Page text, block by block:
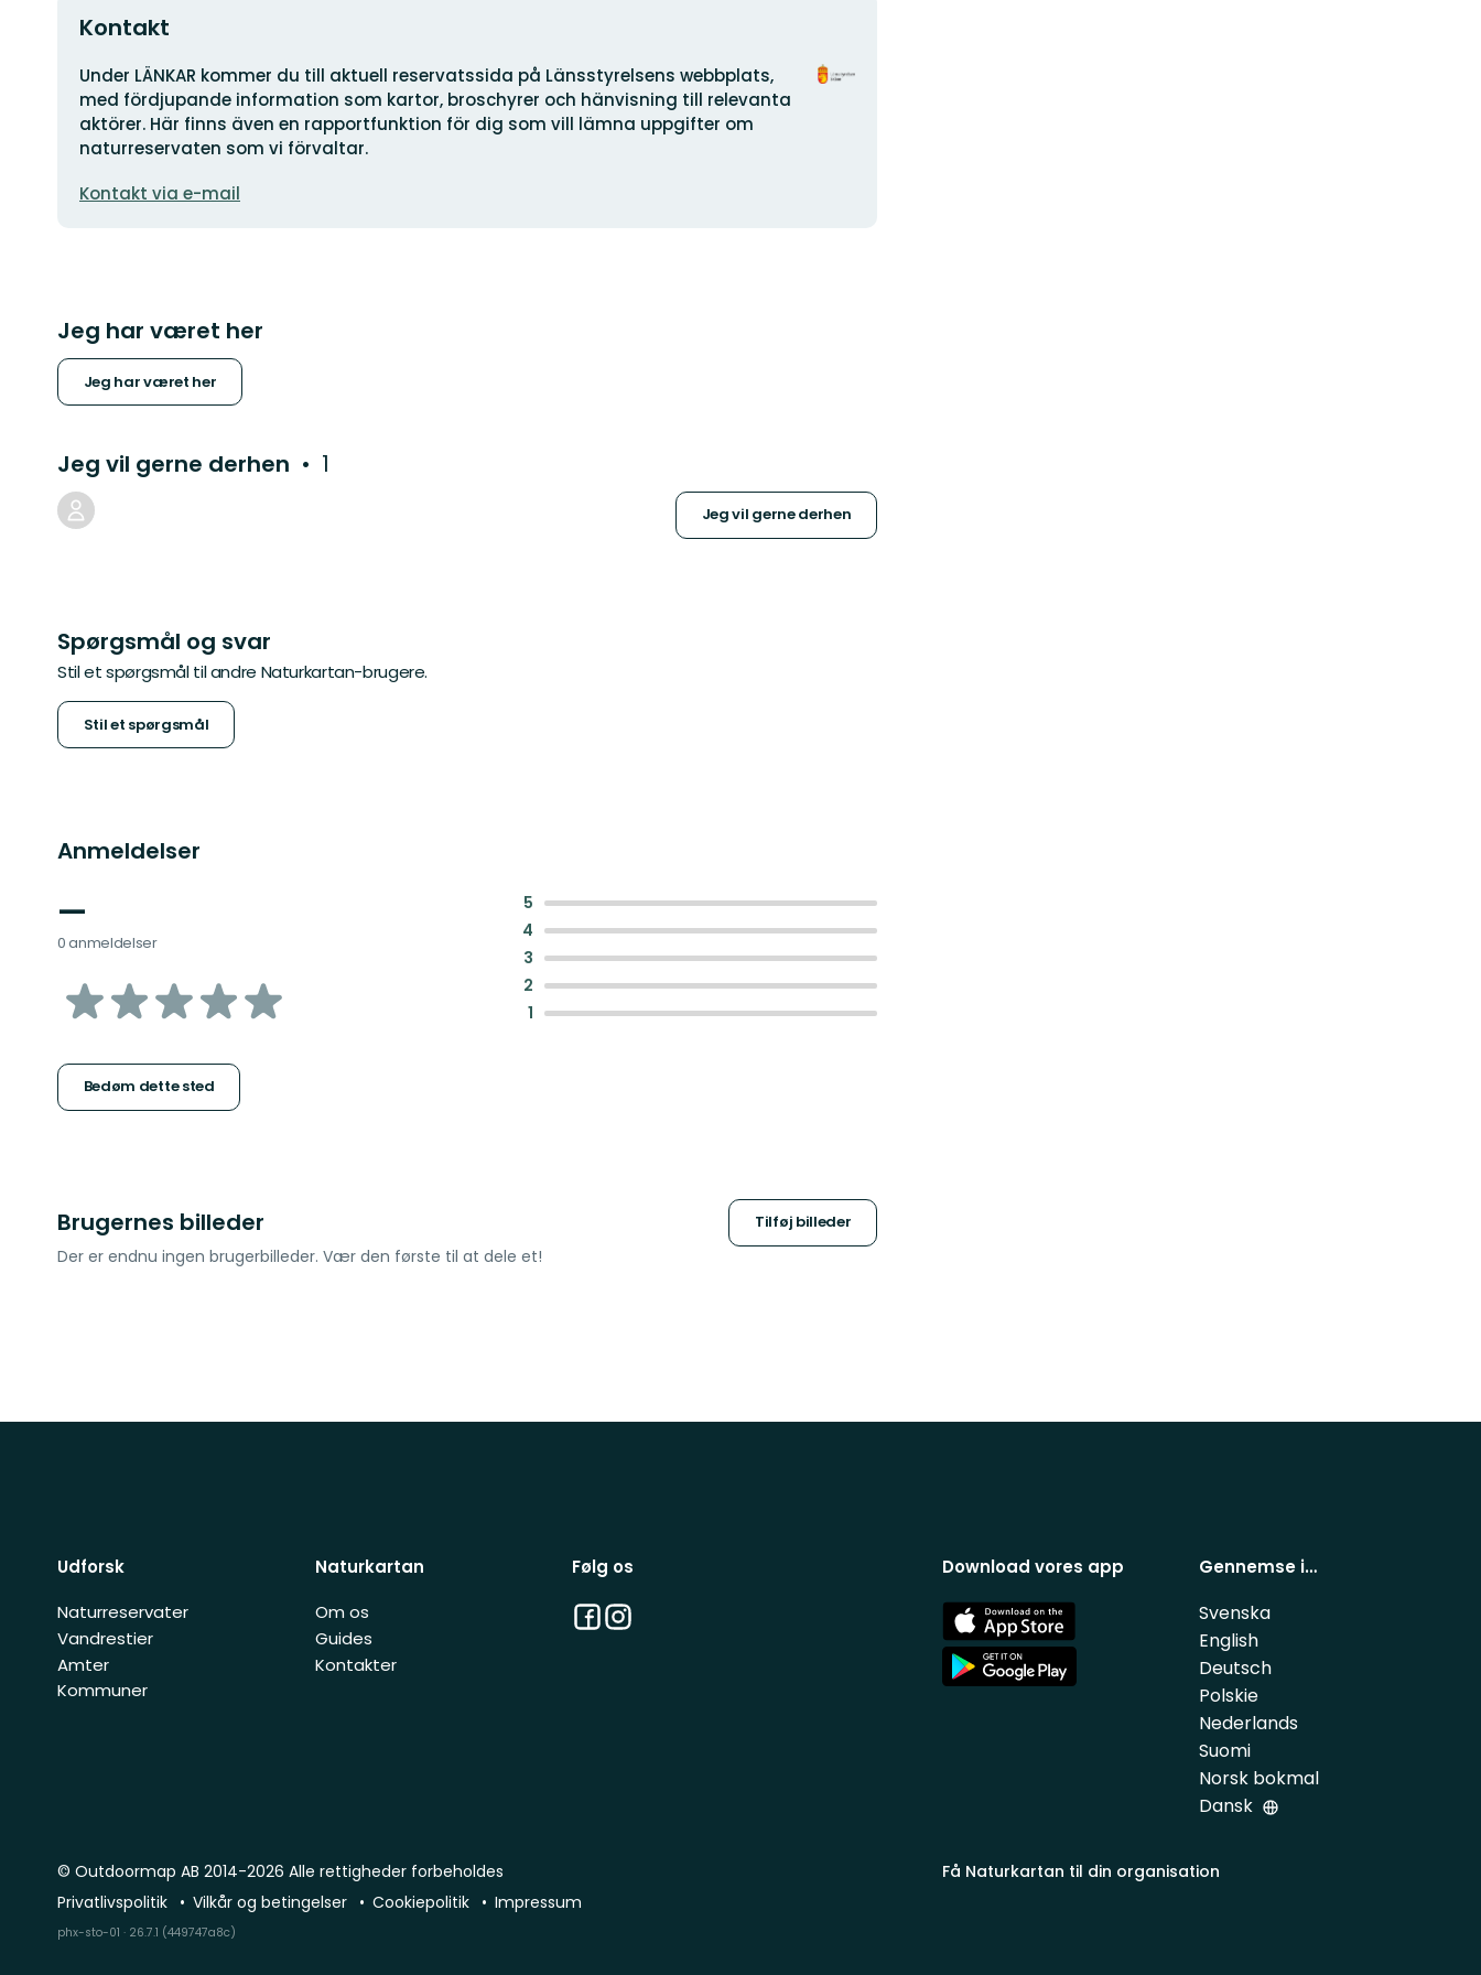
Kontakt
Adresse
Under LÄNKAR kommer du till aktuell reservatssida på Länsstyrelsens webbplats,
med fördjupande information som kartor, broschyrer och hänvisning till relevanta
aktörer. Här finns även en rapportfunktion för dig som vill lämna uppgifter om
naturreservaten som vi förvaltar.
mailadresse
Kontakt via e-mail
Organisationens
Jeg har været her
Jeg har været her
Jeg vil gerne derhen 1
Jeg vil gerne derhen
Spørgsmål og svar
Stil et spørgsmål til andre Naturkartan-brugere.
Stil et spørgsmål
Anmeldelser
—
0 anmeldelser
ud
5
Bedøm dette sted
5
4
3
2
1
Brugernes billeder Tilføj billeder
Der er endnu ingen brugerbilleder. Vær den første til at dele et!
Udforsk
Naturreservater
Vandrestier
Amter
Kommuner
Naturkartan
Om os
Guides
Kontakter
Følg os
Facebook
Instagram
Download vores app
App
Store
App
Store
Gennemse i…
Svenska
English
Deutsch
Polskie
Nederlands
Suomi
Norsk bokmal
Dansk
Få Naturkartan til din organisation
© Outdoormap AB 2014-2026 Alle rettigheder forbeholdes
Privatlivspolitik
Vilkår og betingelser Cookiepolitik Impressum
phx-sto-01 · 26.7.1 (449747a8c)